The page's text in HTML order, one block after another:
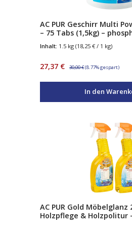
AC PUR Geschirr Multi
– 75 Tabs (1,5kg) –
Salzfunktion – für alle
Inhalt: 1.5 kg (18,25 € / 1 kg)
Verkaufspreis:
27,37 € Regulärer Preis:
30,00 €(8.77% gespart)
In den
AC PUR Gold Möbelglanz
Holzpflege & Holzpolitur